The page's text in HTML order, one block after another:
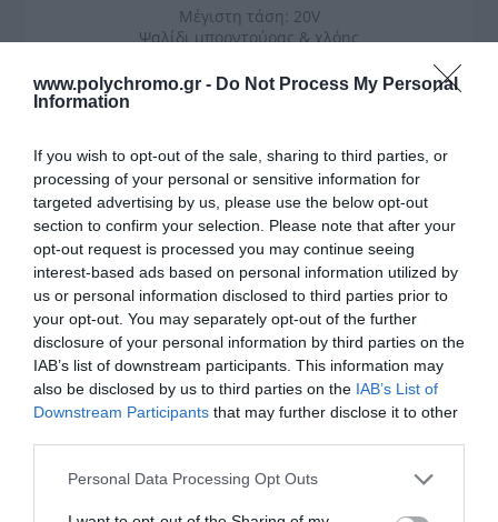
www.polychromo.gr - Do Not Process My Personal
Information
If you wish to opt-out of the sale, sharing to third parties, or
processing of your personal or sensitive information for
targeted advertising by us, please use the below opt-out
section to confirm your selection. Please note that after your
opt-out request is processed you may continue seeing
interest-based ads based on personal information utilized by
us or personal information disclosed to third parties prior to
your opt-out. You may separately opt-out of the further
disclosure of your personal information by third parties on the
IAB’s list of downstream participants. This information may
also be disclosed by us to third parties on the IAB’s List of
Downstream Participants that may further disclose it to other
Please note that this website/app uses one or more Google
Personal Data Processing Opt Outs
Μέγιστη τάση: 20V
Ψαλίδι μπορντούρας & χλόης
εργαλείωνΚλείδωμα προσαρτημάτων με ένα κλικ
Μέγ. δυνατότητα κοπής (5,0 Ah): 575 m
Πλάτος λάμας: 12 cm
Βάρος χωρίς μπαταρία: 1,0 kg
ΣΧΕΤΙΚΆ ΠΡΟΪΌΝΤΑ